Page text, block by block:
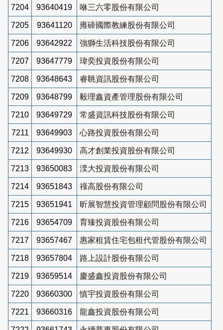
7204 93640419 咻三六零股份有限公司
7205 93641120 雍碲國際教練股份有限公司
7206 93642922 強獅生活科技股份有限公司
7207 93647779 瑋奕投資股份有限公司
7208 93648643 睿眺資訊股份有限公司
7209 93648799 毅理鑫資產管理股份有限公司
7210 93649729 常盛資訊科技股份有限公司
7211 93649903 心路投資股份有限公司
7212 93649930 高才創業投資股份有限公司
7213 93650083 湙大投資股份有限公司
7214 93651843 祿高股份有限公司
7215 93651941 昕展智慧投資管理顧問股份有限公司
7216 93654709 育臻投資股份有限公司
7217 93657467 惠家租賃住宅包租代管股份有限公司
7218 93657804 路上設計股份有限公司
7219 93659514 慶盛鑫投資股份有限公司
7220 93660300 慎宇投資股份有限公司
7221 93660316 龍鑫投資股份有限公司